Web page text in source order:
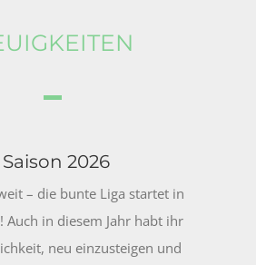
2026
– die bunte Liga startet in
Auch in diesem Jahr habt ihr
neu einzusteigen und